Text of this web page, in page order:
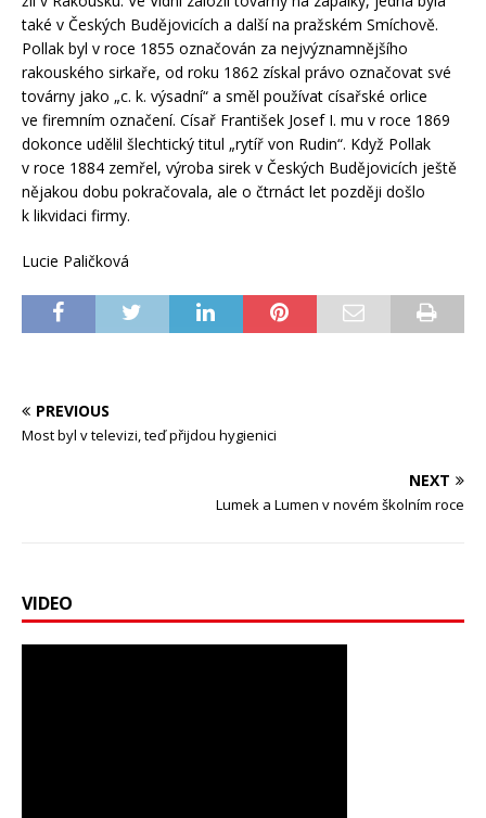
také v Českých Budějovicích a další na pražském Smíchově.
Pollak byl v roce 1855 označován za nejvýznamnějšího
rakouského sirkaře, od roku 1862 získal právo označovat své
továrny jako „c. k. výsadní“ a směl používat císařské orlice
ve firemním označení. Císař František Josef I. mu v roce 1869
dokonce udělil šlechtický titul „rytíř von Rudin“. Když Pollak
v roce 1884 zemřel, výroba sirek v Českých Budějovicích ještě
nějakou dobu pokračovala, ale o čtrnáct let později došlo
k likvidaci firmy.
Lucie Paličková
PREVIOUS
Most byl v televizi, teď přijdou hygienici
NEXT
Lumek a Lumen v novém školním roce
VIDEO